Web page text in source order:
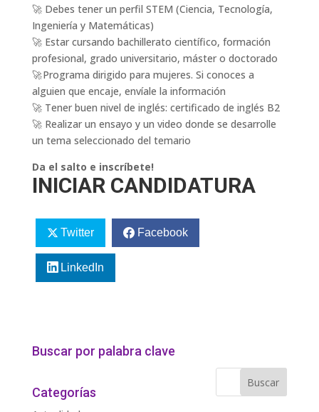
🚀 Debes tener un perfil STEM (Ciencia, Tecnología,
Ingeniería y Matemáticas)
🚀 Estar cursando bachillerato científico, formación
profesional, grado universitario, máster o doctorado
🚀 Programa dirigido para mujeres. Si conoces a
alguien que encaje, envíale la información
🚀 Tener buen nivel de inglés: certificado de inglés B2
🚀 Realizar un ensayo y un video donde se desarrolle
un tema seleccionado del temario
Da el salto e inscríbete!
INICIAR CANDIDATURA
Twitter Facebook
LinkedIn
Buscar por palabra clave
Categorías